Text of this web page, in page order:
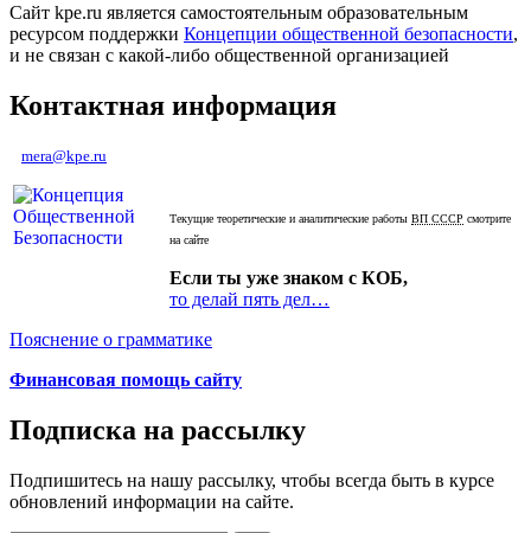
Сайт kpe.ru является самостоятельным образовательным
ресурсом поддержки Концепции общественной безопасности,
и не связан с какой-либо общественной организацией
Контактная информация
mera@kpe.ru
Текущие теоретические и аналитические работы ВП СССР смотрите
на сайте
Если ты уже знаком с КОБ,
то делай пять дел…
Пояснение о грамматике
Финансовая помощь сайту
Подписка на рассылку
Подпишитесь на нашу рассылку, чтобы всегда быть в курсе
обновлений информации на сайте.